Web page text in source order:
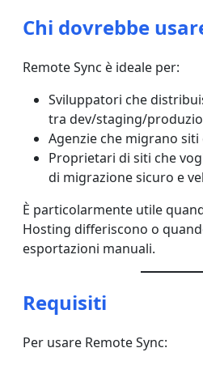
Chi dovrebbe
Remote Sync è ideale per:
Sviluppatori che
tra dev/staging/
Agenzie che migrano
Proprietari di siti che
di migrazione sicuro e
È particolarmente utile
Hosting differiscono o
esportazioni manuali.
Requisiti
Per usare Remote Sync: